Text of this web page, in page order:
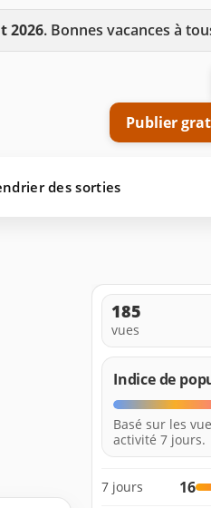
2026. Bonnes vacances à
Publier
des sorties
185
vues
Indice de
Basé sur les
activité 7 jours.
7 jours 16